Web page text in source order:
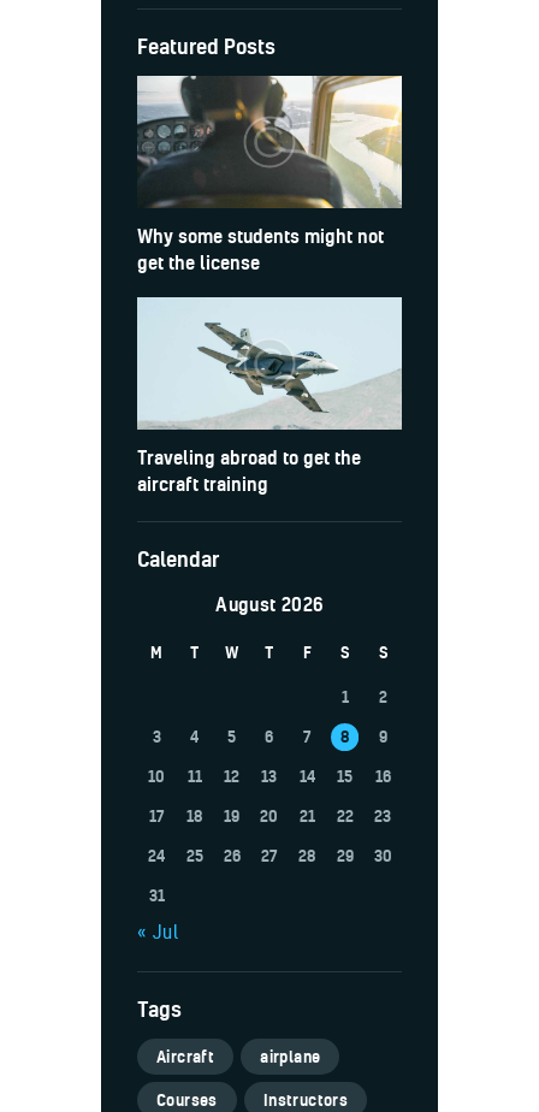
Featured Posts
Why some students might not
get the license
Traveling abroad to get the
aircraft training
Calendar
August 2026
M T W T F S S
1
2
3
4 5 6 7 8
9
10
11 12 13 14 15
16
17
18 19 20 21 22
23
24
25 26 27 28 29
30
31
« Jul
Tags
Aircraft
airplane
Courses
Instructors